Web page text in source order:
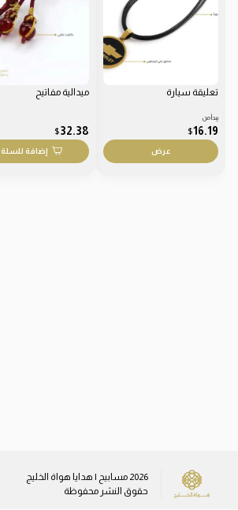
تعليقة سيارة
يبدأ من
16.19
$
عرض
ميدالية مفاتيح
32.38
$
إضافة للسلة
2026 مسابيح | هدايا هواة الخليج
حقوق النشر محفوظة